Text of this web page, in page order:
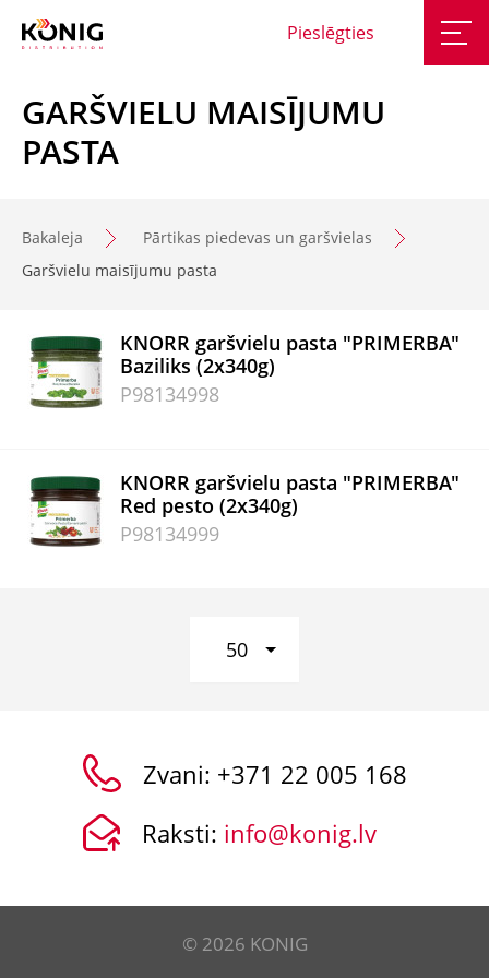
Pieslēgties
GARŠVIELU MAISĪJUMU
PASTA
Bakaleja
Pārtikas piedevas un garšvielas
Garšvielu maisījumu pasta
KNORR garšvielu pasta "PRIMERBA"
Baziliks (2x340g)
P98134998
KNORR garšvielu pasta "PRIMERBA"
Red pesto (2x340g)
P98134999
50
Zvani: +371 22 005 168
Raksti: info@konig.lv
© 2026 KONIG